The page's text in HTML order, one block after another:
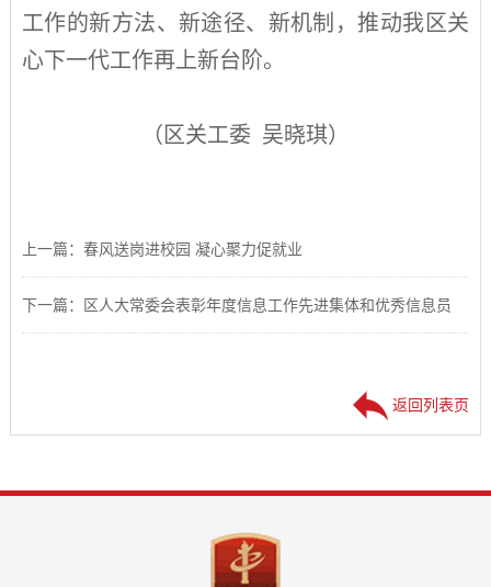
工作的新方法、新途径、新机制，推动我区关
心下一代工作再上新台阶。
（区关工委 吴晓琪）
上一篇：春风送岗进校园 凝心聚力促就业
下一篇：区人大常委会表彰年度信息工作先进集体和优秀信息员
返回列表页